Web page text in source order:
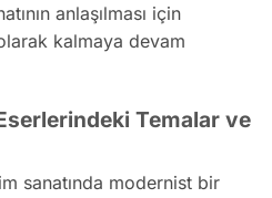
anlaşılması için
kalmaya devam
Temalar ve
sanatında modernist bir